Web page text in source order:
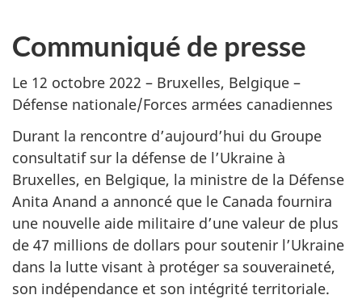
Communiqué de presse
Le 12 octobre 2022 – Bruxelles, Belgique –
Défense nationale/Forces armées canadiennes
Durant la rencontre d’aujourd’hui du Groupe
consultatif sur la défense de l’Ukraine à
Bruxelles, en Belgique, la ministre de la Défense
Anita Anand a annoncé que le Canada fournira
une nouvelle aide militaire d’une valeur de plus
de 47 millions de dollars pour soutenir l’Ukraine
dans la lutte visant à protéger sa souveraineté,
son indépendance et son intégrité territoriale.